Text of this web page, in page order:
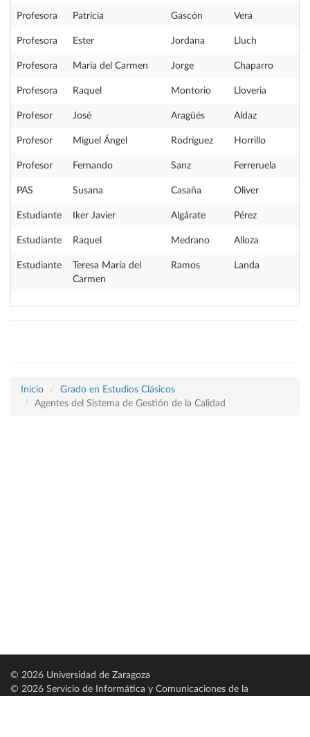
Profesora Patricia Gascón Vera
Profesora Ester Jordana Lluch
Profesora María del Carmen Jorge Chaparro
Profesora Raquel Montorio Lloveria
Profesor José Aragüés Aldaz
Profesor Miguel Ángel Rodríguez Horrillo
Profesor Fernando Sanz Ferreruela
PAS Susana Casaña Oliver
Estudiante Iker Javier Algárate Pérez
Estudiante Raquel Medrano Alloza
Estudiante
Teresa María del
Carmen
Ramos Landa
Inicio
Grado en Estudios Clásicos
Agentes del Sistema de Gestión de la Calidad
© 2026 Universidad de Zaragoza
© 2026 Servicio de Informática y Comunicaciones de la